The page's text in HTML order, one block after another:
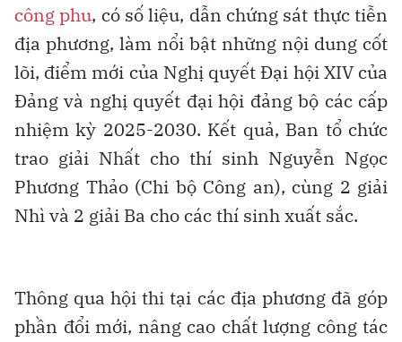
công phu, có số liệu, dẫn chứng sát thực tiễn
địa phương, làm nổi bật những nội dung cốt
lõi, điểm mới của Nghị quyết Đại hội XIV của
Đảng và nghị quyết đại hội đảng bộ các cấp
nhiệm kỳ 2025-2030. Kết quả, Ban tổ chức
trao giải Nhất cho thí sinh Nguyễn Ngọc
Phương Thảo (Chi bộ Công an), cùng 2 giải
Nhì và 2 giải Ba cho các thí sinh xuất sắc.
Thông qua hội thi tại các địa phương đã góp
phần đổi mới, nâng cao chất lượng công tác